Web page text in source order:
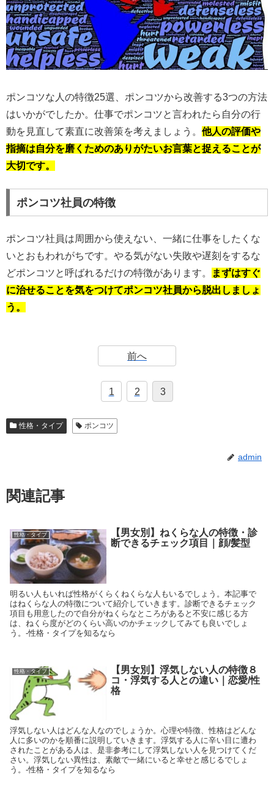
ポンコツな人の特徴25選、ポンコツから改善する3つの方法
はいかがでしたか。仕事でポンコツと言われたら自分の行
動を見直して素直に改善策を考えましょう。 他人の評価や
指摘は自分を磨くためのありがたいお言葉と捉えることが
大切です。
ポンコツ社員の特徴
ポンコツ社員は周囲から使えない、一緒に仕事をしたくな
いとおもわれがちです。やる気がない失敗や遅刻をするな
どポンコツと呼ばれるだけの特徴があります。
まずはすぐ
に治せることを気をつけてポンコツ社員から脱出しましょ
う。
前へ
1 2 3
性格・タイプ ポンコツ
admin
関連記事
性格・タイプ
【男女別】ねくらな人の特徴・診
断できるチェック項目｜顔/髪型
明るい人もいれば性格がくらくねくらな人もいるでしょう。本記事で
はねくらな人の特徴について紹介していきます。診断できるチェック
項目も用意したので自分がねくらなところがあると不安に感じる方
は、ねくら度がどのくらい高いのかチェックしてみても良いでしょ
う。-性格・タイプを知るなら
性格・タイプ
【男女別】浮気しない人の特徴８
コ・浮気する人との違い｜恋愛/性
格
浮気しない人はどんな人なのでしょうか。心理や特徴、性格はどんな
人に多いのかを順番に説明していきます。浮気する人に辛い目に遭わ
されたことがある人は、是非参考にして浮気しない人を見つけてくだ
さい。浮気しない異性は、素敵で一緒にいると幸せと感じるでしょ
う。-性格・タイプを知るなら